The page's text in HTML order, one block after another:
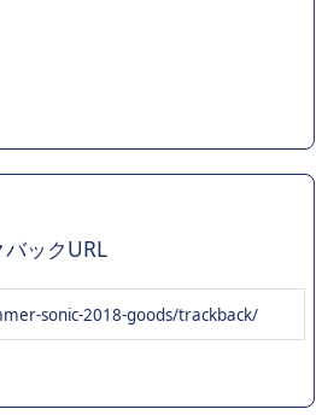
ックURL